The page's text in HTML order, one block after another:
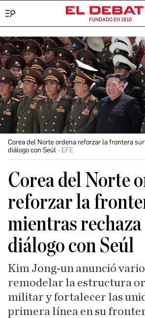
FUNDADO EN 1910
Corea del Norte ordena reforzar la frontera
diálogo con Seúl
EFE
Corea del Norte
reforzar la
mientras rechaza
diálogo con Seúl
Kim Jong-un anunció
remodelar la estructura
militar y fortalecer las
primera línea en su